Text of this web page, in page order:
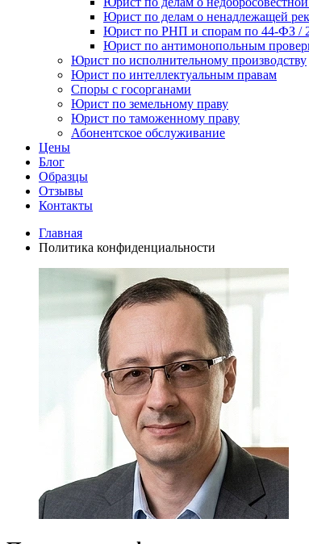
Юрист по делам о ненадлежащей
Юрист по РНП и спорам по 44-ФЗ /
Юрист по антимонопольным
Юрист по исполнительному производству
Юрист по интеллектуальным правам
Споры с госорганами
Юрист по земельному праву
Юрист по таможенному праву
Абонентское обслуживание
Цены
Блог
Образцы
Отзывы
Контакты
Главная
Политика конфиденциальности